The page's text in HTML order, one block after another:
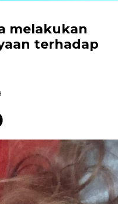
melakukan
terhadap